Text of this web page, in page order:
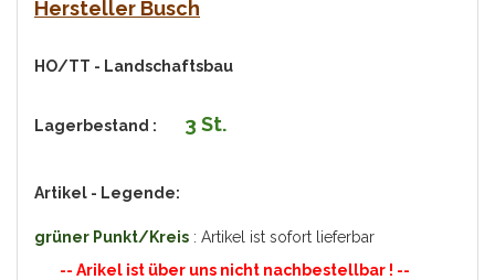
Hersteller Busch
HO/TT - Landschaftsbau
Lagerbestand : 3 St.
Artikel - Legende:
grüner Punkt/Kreis : Artikel ist sofort lieferbar
-- Arikel ist über uns nicht nachbestellbar ! --